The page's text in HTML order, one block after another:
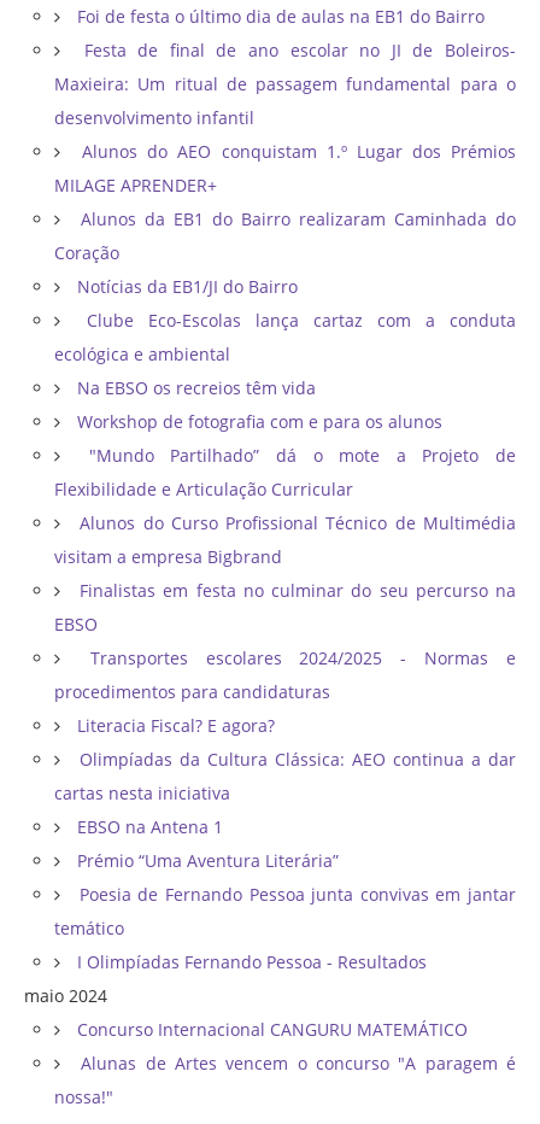
Foi de festa o último dia de aulas na EB1 do Bairro
Festa de final de ano escolar no JI de Boleiros-
Maxieira: Um ritual de passagem fundamental para o
desenvolvimento infantil
Alunos do AEO conquistam 1.º Lugar dos Prémios
MILAGE APRENDER+
Alunos da EB1 do Bairro realizaram Caminhada do
Coração
Notícias da EB1/JI do Bairro
Clube Eco-Escolas lança cartaz com a conduta
ecológica e ambiental
Na EBSO os recreios têm vida
Workshop de fotografia com e para os alunos
"Mundo Partilhado” dá o mote a Projeto de
Flexibilidade e Articulação Curricular
Alunos do Curso Profissional Técnico de Multimédia
visitam a empresa Bigbrand
Finalistas em festa no culminar do seu percurso na
EBSO
Transportes escolares 2024/2025 - Normas e
procedimentos para candidaturas
Literacia Fiscal? E agora?
Olimpíadas da Cultura Clássica: AEO continua a dar
cartas nesta iniciativa
EBSO na Antena 1
Prémio “Uma Aventura Literária”
Poesia de Fernando Pessoa junta convivas em jantar
temático
I Olimpíadas Fernando Pessoa - Resultados
maio 2024
Concurso Internacional CANGURU MATEMÁTICO
Alunas de Artes vencem o concurso "A paragem é
nossa!"